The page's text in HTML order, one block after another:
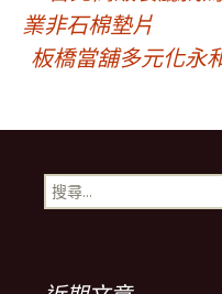
章
導
覽
業非石棉墊片
板橋當舖多元化永
搜
尋